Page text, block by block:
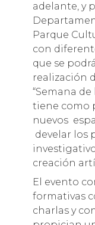
adelante, y
Parque
con
que se
realización
“Semana
tiene como
nuevos
develar los
creación
El evento
formativas
charlas y